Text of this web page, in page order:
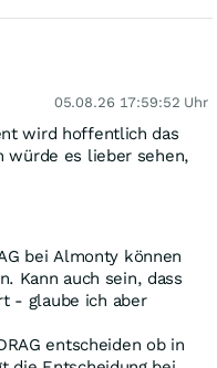
05.08.26 17:59:52 Uhr
wird hoffentlich das
würde es lieber sehen,
bei Almonty können
Kann auch sein, dass
- glaube ich aber
entscheiden ob in